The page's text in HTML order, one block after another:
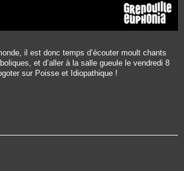
il est donc temps d’écouter moult chants
et d’aller à la salle gueule le vendredi 8
sur Poisse et Idiopathique !